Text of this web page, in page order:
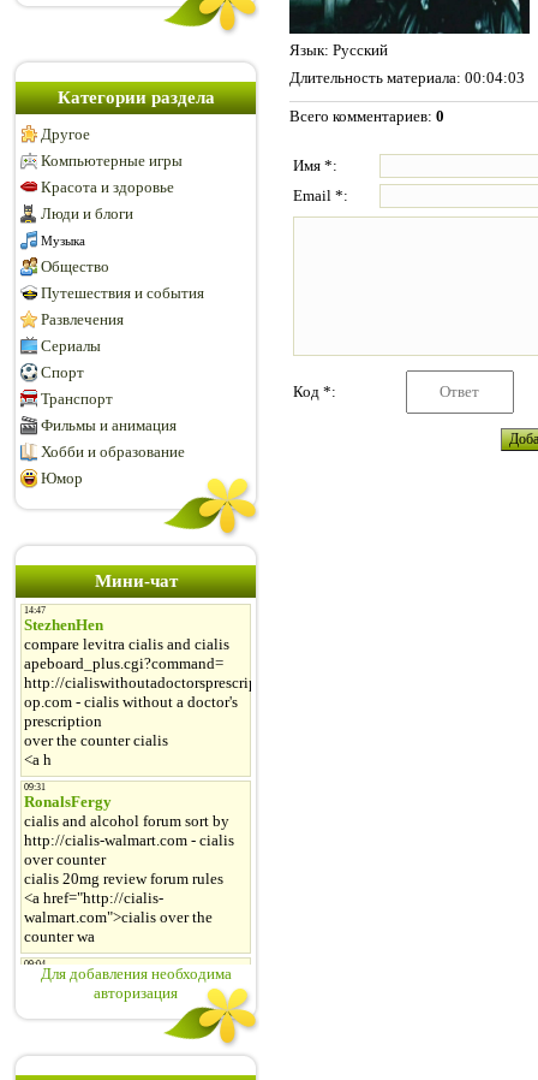
Категории раздела
Другое
Компьютерные игры
Красота и здоровье
Люди и блоги
Музыка
Общество
Путешествия и события
Развлечения
Сериалы
Спорт
Транспорт
Фильмы и анимация
Хобби и образование
Юмор
Мини-чат
Для добавления необходима
авторизация
Язык: Русский
Длительность материала: 00:04:03
Всего комментариев: 0
Имя *:
Email *:
Код *: